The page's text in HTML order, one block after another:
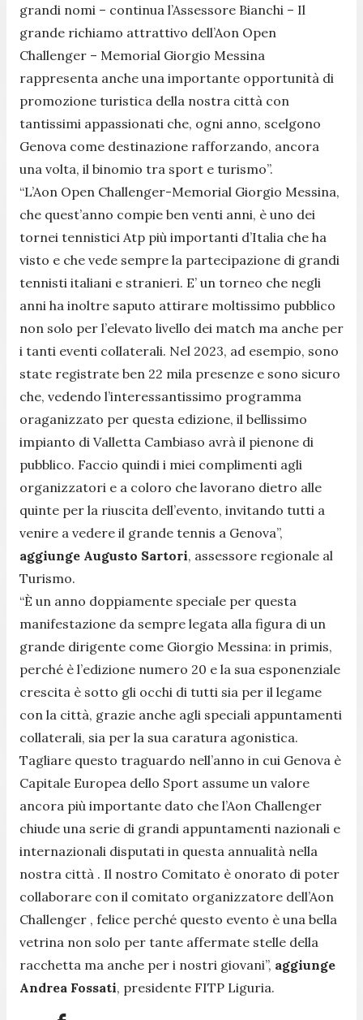
grandi nomi – continua l’Assessore Bianchi – Il
grande richiamo attrattivo dell’Aon Open
Challenger – Memorial Giorgio Messina
rappresenta anche una importante opportunità di
promozione turistica della nostra città con
tantissimi appassionati che, ogni anno, scelgono
Genova come destinazione rafforzando, ancora
una volta, il binomio tra sport e turismo”.
“L’Aon Open Challenger-Memorial Giorgio Messina,
che quest’anno compie ben venti anni, è uno dei
tornei tennistici Atp più importanti d’Italia che ha
visto e che vede sempre la partecipazione di grandi
tennisti italiani e stranieri. E’ un torneo che negli
anni ha inoltre saputo attirare moltissimo pubblico
non solo per l’elevato livello dei match ma anche per
i tanti eventi collaterali. Nel 2023, ad esempio, sono
state registrate ben 22 mila presenze e sono sicuro
che, vedendo l’interessantissimo programma
oraganizzato per questa edizione, il bellissimo
impianto di Valletta Cambiaso avrà il pienone di
pubblico. Faccio quindi i miei complimenti agli
organizzatori e a coloro che lavorano dietro alle
quinte per la riuscita dell’evento, invitando tutti a
venire a vedere il grande tennis a Genova”,
aggiunge Augusto Sartori, assessore regionale al
Turismo.
“È un anno doppiamente speciale per questa
manifestazione da sempre legata alla figura di un
grande dirigente come Giorgio Messina: in primis,
perché è l’edizione numero 20 e la sua esponenziale
crescita è sotto gli occhi di tutti sia per il legame
con la città, grazie anche agli speciali appuntamenti
collaterali, sia per la sua caratura agonistica.
Tagliare questo traguardo nell’anno in cui Genova è
Capitale Europea dello Sport assume un valore
ancora più importante dato che l’Aon Challenger
chiude una serie di grandi appuntamenti nazionali e
internazionali disputati in questa annualità nella
nostra città . Il nostro Comitato è onorato di poter
collaborare con il comitato organizzatore dell’Aon
Challenger , felice perché questo evento è una bella
vetrina non solo per tante affermate stelle della
racchetta ma anche per i nostri giovani”, aggiunge
Andrea Fossati, presidente FITP Liguria.